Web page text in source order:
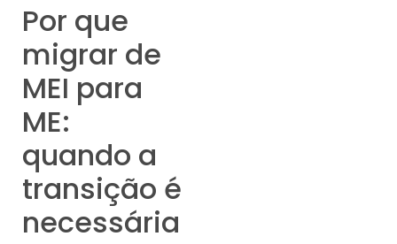
Por que
migrar de
MEI para
ME:
quando a
transição é
necessária